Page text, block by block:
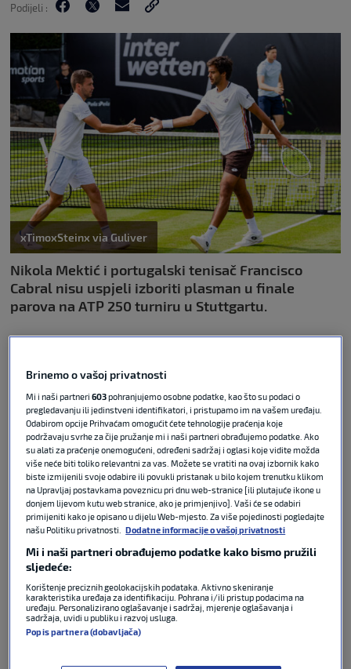
Podijeli :
xTimoxSteinx via Guliver
Nikola Mektić i portugalski tenisač Francisco
Cabral nisu uspjeli izboriti plasman u finale
parova na ATP 250 turniru u Stuttgartu.
GlinkeiStefanosa Sakelaridisa
4, 10-5, iako su odlično otvorili susret osvojivši prvi
set.
Kiša ovog puta nije donijela sreću:
Čilić poražen od Medvjedeva u tri
seta
ATP 13. lip 2026
Nakon uvjerljivog početka,MektićiCabralnisu
uspjeli zadržati isti ritam pa su njihovi suparnici
set sa 6-4, a potom bili sigurniji i u odlučujućem
Brinemo o vašoj privatnosti
Mi i naši partneri603pohranjujemo osobne podatke, kao što su podaci o
pregledavanju ili jedinstveni identifikatori, i pristupamo im na vašem uređaju.
Odabirom opcije Prihvaćam omogućit ćete tehnologije praćenja koje
podržavaju svrhe za čije pružanje mi i naši partneri obrađujemo podatke. Ako
su alati za praćenje onemogućeni, određeni sadržaj i oglasi koje vidite možda
više neće biti toliko relevantni za vas. Možete se vratiti na ovaj izbornik kako
biste izmijenili svoje odabire ili povukli pristanak u bilo kojem trenutku klikom
na Upravljaj postavkama poveznicu pri dnu web-stranice [ili plutajuće ikone u
donjem lijevom kutu web stranice, ako je primjenjivo]. Vaši će se odabiri
primijeniti kako je opisano u dijelu Web-mjesto. Za više pojedinosti pogledajte
našu Politiku privatnosti.
Dodatne informacije o vašoj privatnosti
Mi i naši partneri obrađujemo podatke kako bismo pružili
sljedeće:
Korištenje preciznih geolokacijskih podataka. Aktivno skeniranje
karakteristika uređaja za identifikaciju. Pohrana i/ili pristup podacima na
uređaju. Personalizirano oglašavanje i sadržaj, mjerenje oglašavanja i
sadržaja, uvidi u publiku i razvoj usluga.
Popis partnera (dobavljača)